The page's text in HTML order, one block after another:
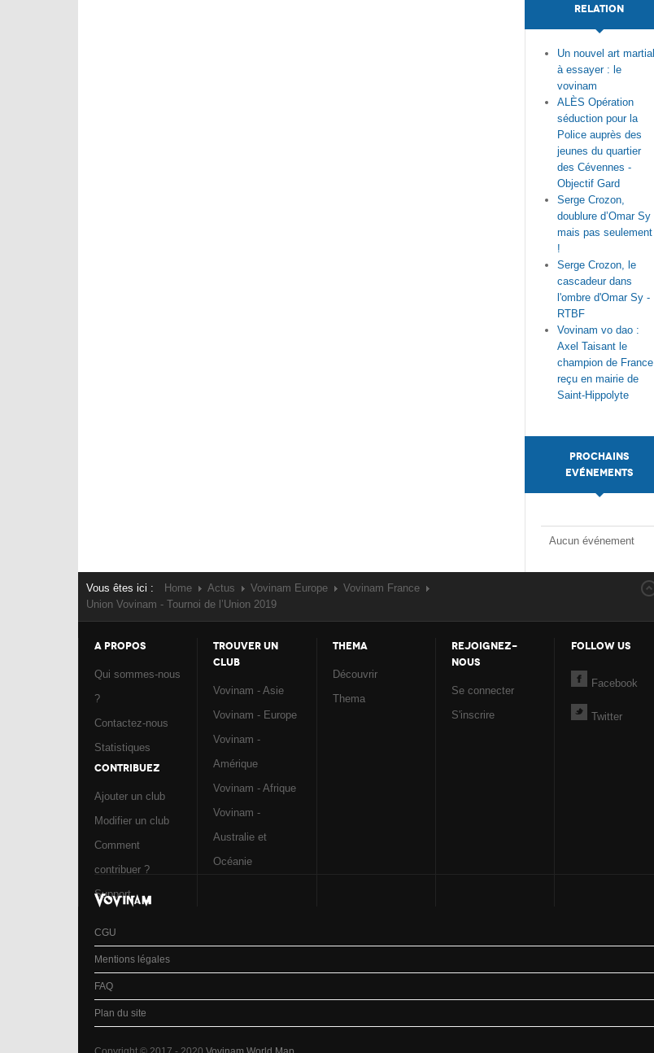
RELATION
Un nouvel art martial
à essayer : le
vovinam
ALÈS Opération
séduction pour la
Police auprès des
jeunes du quartier
des Cévennes -
Objectif Gard
Serge Crozon,
doublure d’Omar Sy
mais pas seulement
!
Serge Crozon, le
cascadeur dans
l'ombre d'Omar Sy -
RTBF
Vovinam vo dao :
Axel Taisant le
champion de France
reçu en mairie de
Saint-Hippolyte
PROCHAINS
EVÉNEMENTS
Aucun événement
Vous êtes ici : Home Actus Vovinam Europe
Vovinam France
Union Vovinam - Tournoi de l’Union 2019
CGU
Mentions légales
FAQ
Plan du site
A PROPOS
Qui sommes-nous
?
Contactez-nous
Statistiques
CONTRIBUEZ
Ajouter un club
Modifier un club
Comment
contribuer ?
Support
TROUVER UN
CLUB
Vovinam - Asie
Vovinam - Europe
Vovinam -
Amérique
Vovinam - Afrique
Vovinam -
Australie et
Océanie
THEMA
Découvrir
Thema
REJOIGNEZ-
NOUS
Se connecter
S'inscrire
FOLLOW US
Facebook
Twitter